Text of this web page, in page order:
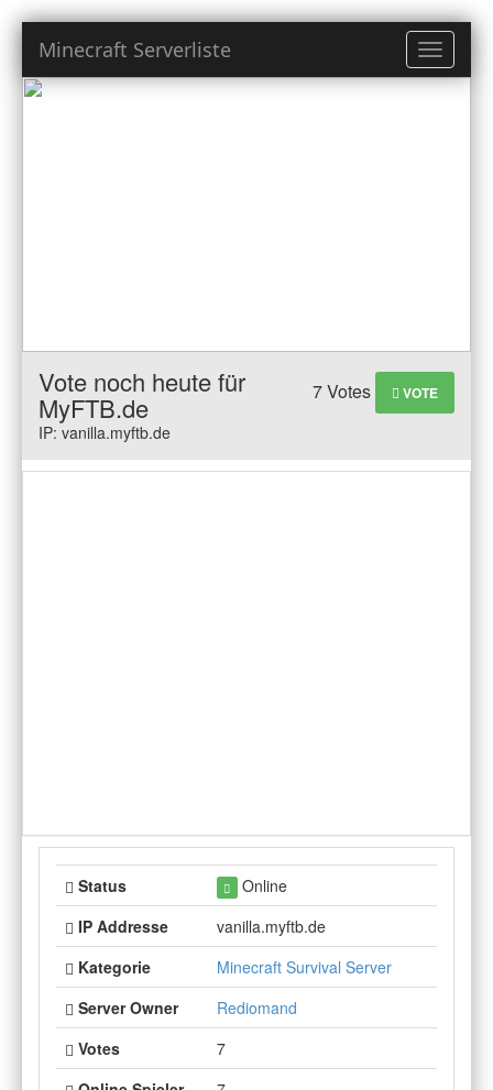
Toggle
Minecraft Serverliste
7 Votes VOTE
Vote noch heute für
MyFTB.de
IP: vanilla.myftb.de
Status
Online
IP Addresse
vanilla.myftb.de
Kategorie
Minecraft Survival Server
Server Owner
Rediomand
Votes
7